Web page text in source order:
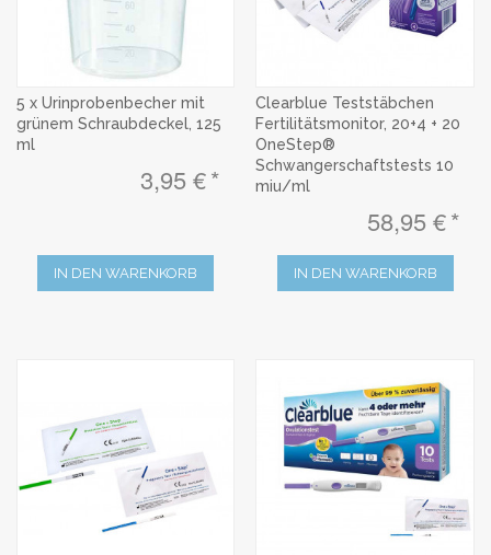
5 x Urinprobenbecher mit
grünem Schraubdeckel, 125
ml
3,95 €
IN DEN WARENKORB
Clearblue Teststäbchen
Fertilitätsmonitor, 20+4 + 20
OneStep®
Schwangerschaftstests 10
miu/ml
58,95 €
IN DEN WARENKORB